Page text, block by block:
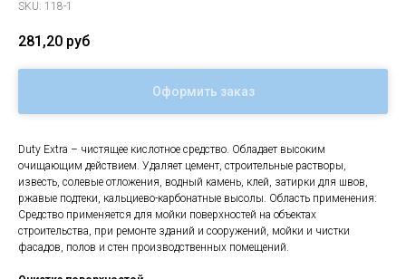
SKU: 118-1
281,20 руб
Оформить заказ
Duty Extra – чистящее кислотное средство. Обладает высоким
очищающим действием. Удаляет цемент, строительные растворы,
известь, солевые отложения, водный камень, клей, затирки для швов,
ржавые подтеки, кальциево-карбонатные высолы. Область применения:
Средство применяется для мойки поверхностей на объектах
строительства, при ремонте зданий и сооружений, мойки и чистки
фасадов, полов и стен производственных помещений.